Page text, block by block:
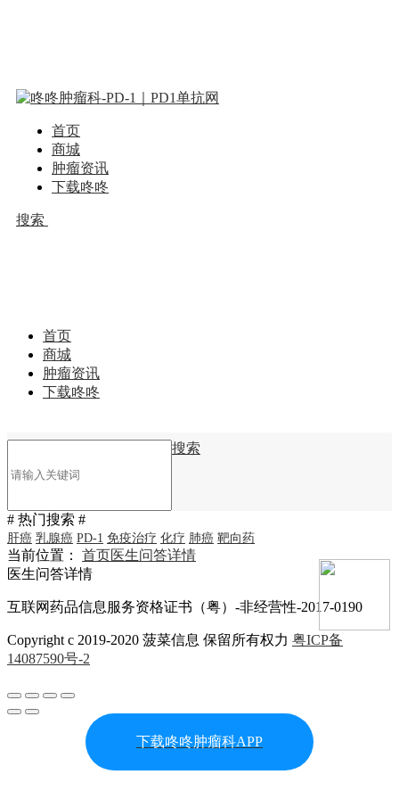
首页
商城
肿瘤资讯
下载咚咚
搜索
首页
商城
肿瘤资讯
下载咚咚
搜索
# 热门搜索 #
肝癌 乳腺癌 PD-1 免疫治疗 化疗 肺癌 靶向药
当前位置： 首页医生问答详情
医生问答详情
互联网药品信息服务资格证书（粤）-非经营性-2017-0190
Copyright c 2019-2020 菠菜信息 保留所有权力 粤ICP备
14087590号-2
下载咚咚肿瘤科APP